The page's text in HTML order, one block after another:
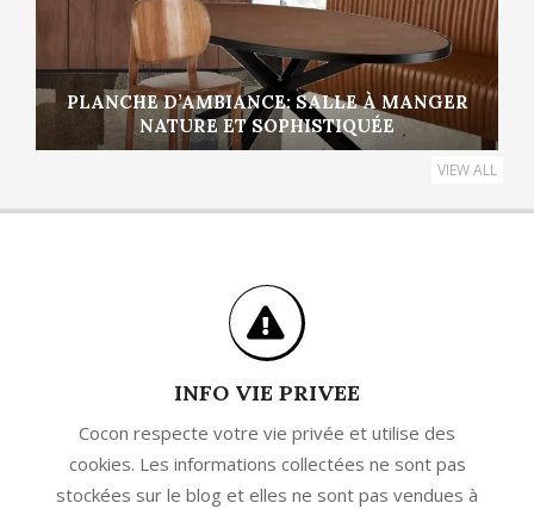
PLANCHE D’AMBIANCE: SALLE À MANGER
NATURE ET SOPHISTIQUÉE
VIEW ALL
INFO VIE PRIVEE
Cocon respecte votre vie privée et utilise des
cookies. Les informations collectées ne sont pas
stockées sur le blog et elles ne sont pas vendues à